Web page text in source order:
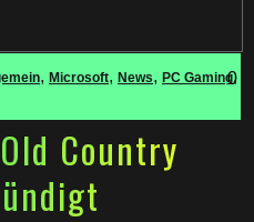
, Microsoft, News, PC Gaming,
0
Country